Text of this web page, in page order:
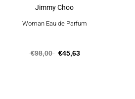
Jimmy Choo
Woman Eau de Parfum
€98,00 €45,63